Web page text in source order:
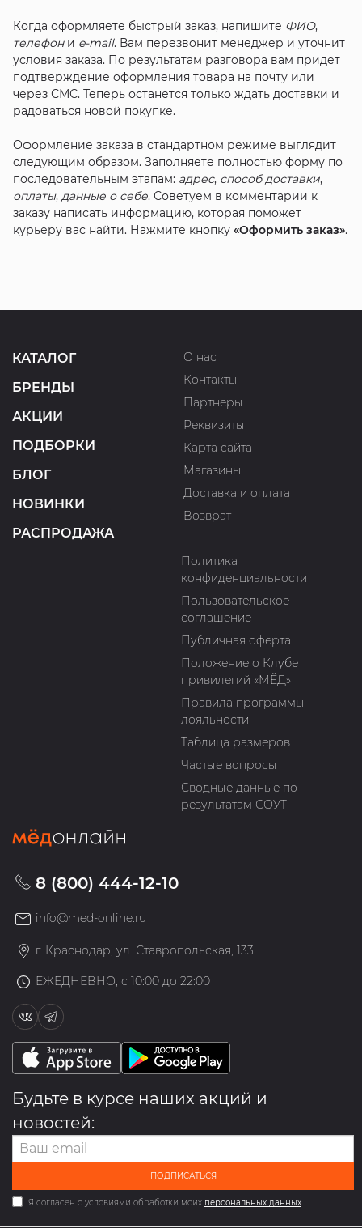
Когда оформляете быстрый заказ, напишите ФИО,
телефони e-mail. Вам перезвонит менеджер и уточнит
условия заказа. По результатам разговора вам придет
подтверждение оформления товара на почту или
через СМС. Теперь останется только ждать доставки и
радоваться новой покупке.
Оформление заказа в стандартном режиме выглядит
следующим образом. Заполняете полностью форму по
последовательным этапам: адрес, способ доставки,
оплаты, данные о себе. Советуем в комментарии к
заказу написать информацию, которая поможет
курьеру вас найти. Нажмите кнопку «Оформить заказ».
КАТАЛОГ
БРЕНДЫ
АКЦИИ
ПОДБОРКИ
БЛОГ
НОВИНКИ
РАСПРОДАЖА
О нас
Контакты
Партнеры
Реквизиты
Карта сайта
Магазины
Доставка и оплата
Возврат
Политика
конфиденциальности
Пользовательское
соглашение
Публичная оферта
Положение о Клубе
привилегий «МЁД»
Правила программы
лояльности
Таблица размеров
Частые вопросы
Сводные данные по
результатам СОУТ
8 (800) 444-12-10
info@med-online.ru
г. Краснодар, ул. Ставропольская, 133
ЕЖЕДНЕВНО, с 10:00 до 22:00
Будьте в курсе наших акций и
новостей:
ПОДПИСАТЬСЯ
Я согласен с условиями обработки моих персональных данных